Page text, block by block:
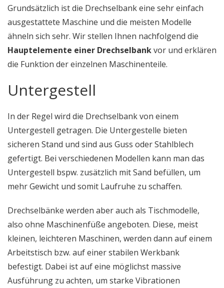
Grundsätzlich ist die Drechselbank eine sehr einfach
ausgestattete Maschine und die meisten Modelle
ähneln sich sehr. Wir stellen Ihnen nachfolgend die
Hauptelemente einer Drechselbankvor und erklären
die Funktion der einzelnen Maschinenteile.
Untergestell
In der Regel wird die Drechselbank von einem
Untergestell getragen. Die Untergestelle bieten
sicheren Stand und sind aus Guss oder Stahlblech
gefertigt. Bei verschiedenen Modellen kann man das
Untergestell bspw. zusätzlich mit Sand befüllen, um
mehr Gewicht und somit Laufruhe zu schaffen.
Drechselbänke werden aber auch als Tischmodelle,
also ohne Maschinenfüße angeboten. Diese, meist
kleinen, leichteren Maschinen, werden dann auf einem
Arbeitstisch bzw. auf einer stabilen Werkbank
befestigt. Dabei ist auf eine möglichst massive
Ausführung zu achten, um starke Vibrationen